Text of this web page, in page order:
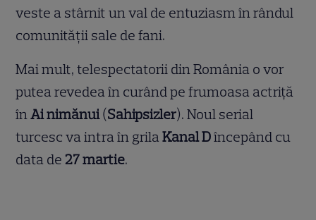
veste a stârnit un val de entuziasm în rândul
comunității sale de fani.
Mai mult, telespectatorii din România o vor
putea revedea în curând pe frumoasa actriță
înAi nimănui(Sahipsizler). Noul serial
turcesc va intra în grilaKanal Dîncepând cu
data de 27 martie.